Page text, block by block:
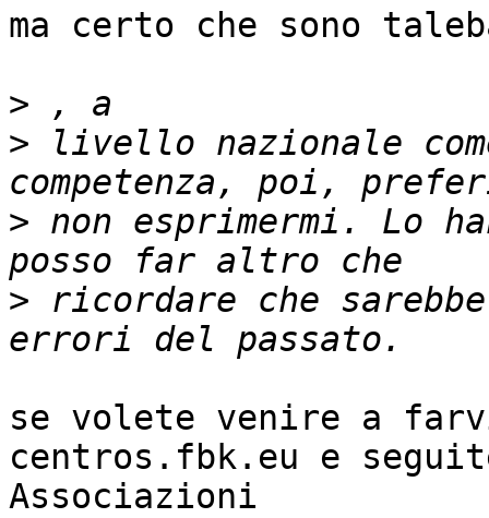
ma certo che sono
>
> livello nazionale
> non esprimermi. Lo
> ricordare che
se volete venire a
centros.fbk.eu e
Associazioni